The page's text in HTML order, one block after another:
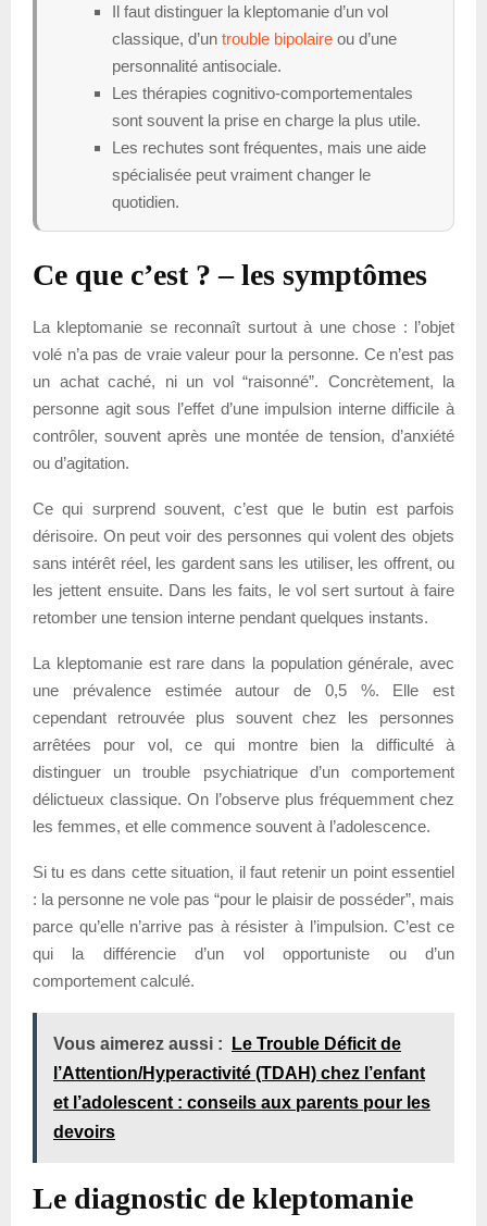
Il faut distinguer la kleptomanie d’un vol
classique, d’un trouble bipolaire ou d’une
personnalité antisociale.
Les thérapies cognitivo-comportementales
sont souvent la prise en charge la plus utile.
Les rechutes sont fréquentes, mais une aide
spécialisée peut vraiment changer le
quotidien.
Ce que c’est ? – les symptômes
La kleptomanie se reconnaît surtout à une chose : l’objet
volé n’a pas de vraie valeur pour la personne. Ce n’est pas
un achat caché, ni un vol “raisonné”. Concrètement, la
personne agit sous l’effet d’une impulsion interne difficile à
contrôler, souvent après une montée de tension, d’anxiété
ou d’agitation.
Ce qui surprend souvent, c’est que le butin est parfois
dérisoire. On peut voir des personnes qui volent des objets
sans intérêt réel, les gardent sans les utiliser, les offrent, ou
les jettent ensuite. Dans les faits, le vol sert surtout à faire
retomber une tension interne pendant quelques instants.
La kleptomanie est rare dans la population générale, avec
une prévalence estimée autour de 0,5 %. Elle est
cependant retrouvée plus souvent chez les personnes
arrêtées pour vol, ce qui montre bien la difficulté à
distinguer un trouble psychiatrique d’un comportement
délictueux classique. On l’observe plus fréquemment chez
les femmes, et elle commence souvent à l’adolescence.
Si tu es dans cette situation, il faut retenir un point essentiel
: la personne ne vole pas “pour le plaisir de posséder”, mais
parce qu’elle n’arrive pas à résister à l’impulsion. C’est ce
qui la différencie d’un vol opportuniste ou d’un
comportement calculé.
Vous aimerez aussi :
Le Trouble Déficit de
l’Attention/Hyperactivité (TDAH) chez l’enfant
et l’adolescent : conseils aux parents pour les
devoirs
Le diagnostic de kleptomanie